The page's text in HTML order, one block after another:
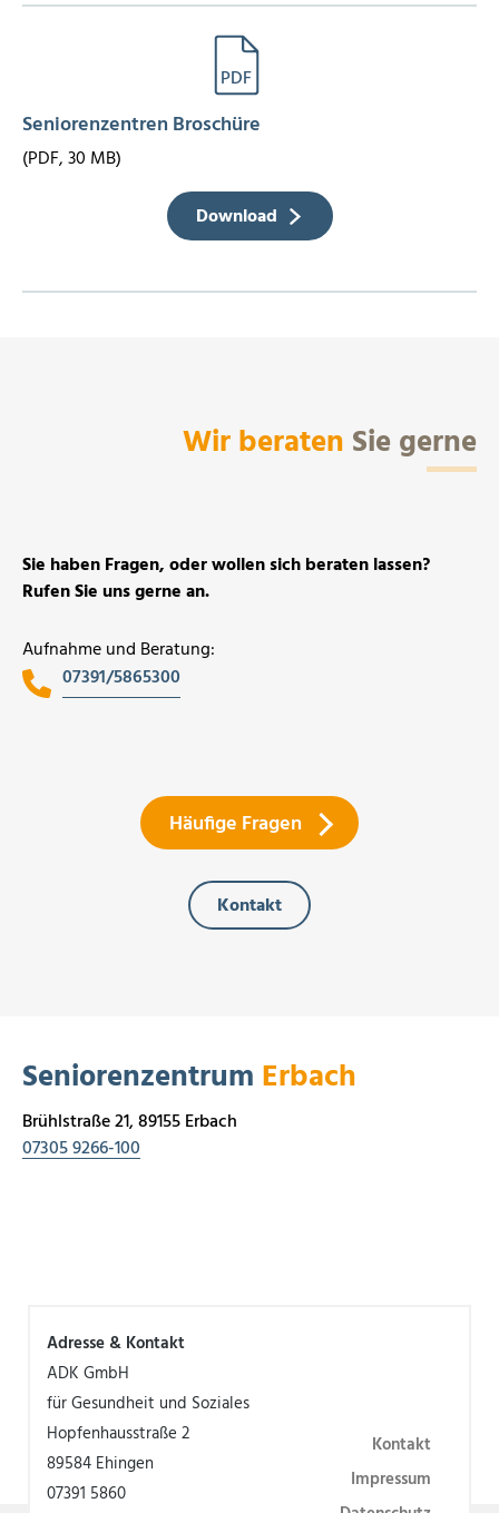
Seniorenzentren Broschüre
(PDF, 30 MB)
Download
Wir beraten Sie gerne
Sie haben Fragen, oder wollen sich beraten lassen?
Rufen Sie uns gerne an.
Aufnahme und Beratung:
07391/5865300
Häufige Fragen
Kontakt
Seniorenzentrum Erbach
Brühlstraße 21, 89155 Erbach
07305 9266-100
Adresse & Kontakt
ADK GmbH
für Gesundheit und Soziales
Hopfenhausstraße 2
89584 Ehingen
07391 5860
Kontakt
Impressum